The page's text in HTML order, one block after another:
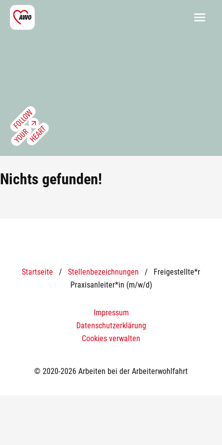
Nichts gefunden!
Startseite / Stellenbezeichnungen / Freigestellte*r
Praxisanleiter*in (m/w/d)
Impressum
Datenschutzerklärung
Cookies verwalten
© 2020-2026 Arbeiten bei der Arbeiterwohlfahrt